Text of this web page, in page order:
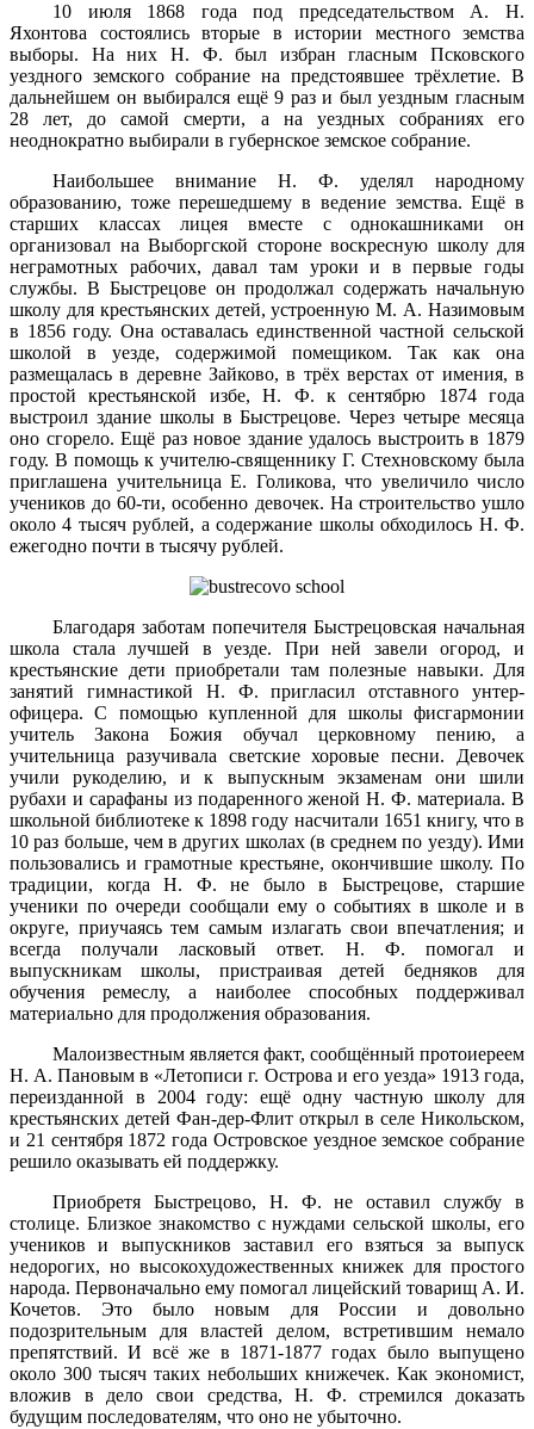
10 июля 1868 года под председательством А. Н.
Яхонтова состоялись вторые в истории местного земства
выборы. На них Н. Ф. был избран гласным Псковского
уездного земского собрание на предстоявшее трёхлетие. В
дальнейшем он выбирался ещё 9 раз и был уездным гласным
28 лет, до самой смерти, а на уездных собраниях его
неоднократно выбирали в губернское земское собрание.
Наибольшее внимание Н. Ф. уделял народному
образованию, тоже перешедшему в ведение земства. Ещё в
старших классах лицея вместе с однокашниками он
организовал на Выборгской стороне воскресную школу для
неграмотных рабочих, давал там уроки и в первые годы
службы. В Быстрецове он продолжал содержать начальную
школу для крестьянских детей, устроенную М. А. Назимовым
в 1856 году. Она оставалась единственной частной сельской
школой в уезде, содержимой помещиком. Так как она
размещалась в деревне Зайково, в трёх верстах от имения, в
простой крестьянской избе, Н. Ф. к сентябрю 1874 года
выстроил здание школы в Быстрецове. Через четыре месяца
оно сгорело. Ещё раз новое здание удалось выстроить в 1879
году. В помощь к учителю-священнику Г. Стехновскому была
приглашена учительница Е. Голикова, что увеличило число
учеников до 60-ти, особенно девочек. На строительство ушло
около 4 тысяч рублей, а содержание школы обходилось Н. Ф.
ежегодно почти в тысячу рублей.
Благодаря заботам попечителя Быстрецовская начальная
школа стала лучшей в уезде. При ней завели огород, и
крестьянские дети приобретали там полезные навыки. Для
занятий гимнастикой Н. Ф. пригласил отставного унтер-
офицера. С помощью купленной для школы фисгармонии
учитель Закона Божия обучал церковному пению, а
учительница разучивала светские хоровые песни. Девочек
учили рукоделию, и к выпускным экзаменам они шили
рубахи и сарафаны из подаренного женой Н. Ф. материала. В
школьной библиотеке к 1898 году насчитали 1651 книгу, что в
10 раз больше, чем в других школах (в среднем по уезду). Ими
пользовались и грамотные крестьяне, окончившие школу. По
традиции, когда Н. Ф. не было в Быстрецове, старшие
ученики по очереди сообщали ему о событиях в школе и в
округе, приучаясь тем самым излагать свои впечатления; и
всегда получали ласковый ответ. Н. Ф. помогал и
выпускникам школы, пристраивая детей бедняков для
обучения ремеслу, а наиболее способных поддерживал
материально для продолжения образования.
Малоизвестным является факт, сообщённый протоиереем
Н. А. Пановым в «Летописи г. Острова и его уезда» 1913 года,
переизданной в 2004 году: ещё одну частную школу для
крестьянских детей Фан-дер-Флит открыл в селе Никольском,
и 21 сентября 1872 года Островское уездное земское собрание
решило оказывать ей поддержку.
Приобретя Быстрецово, Н. Ф. не оставил службу в
столице. Близкое знакомство с нуждами сельской школы, его
учеников и выпускников заставил его взяться за выпуск
недорогих, но высокохудожественных книжек для простого
народа. Первоначально ему помогал лицейский товарищ А. И.
Кочетов. Это было новым для России и довольно
подозрительным для властей делом, встретившим немало
препятствий. И всё же в 1871-1877 годах было выпущено
около 300 тысяч таких небольших книжечек. Как экономист,
вложив в дело свои средства, Н. Ф. стремился доказать
будущим последователям, что оно не убыточно.